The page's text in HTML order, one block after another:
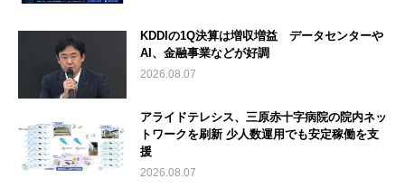
KDDIの1Q決算は増収増益 データセンターや
AI、金融事業などが好調
2026.08.07
アライドテレシス、三原赤十字病院の院内ネッ
トワークを刷新 少人数運用でも安定稼働を支
援
2026.08.07